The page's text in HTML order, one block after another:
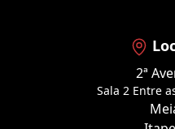
2ª
Sala 2 Entre